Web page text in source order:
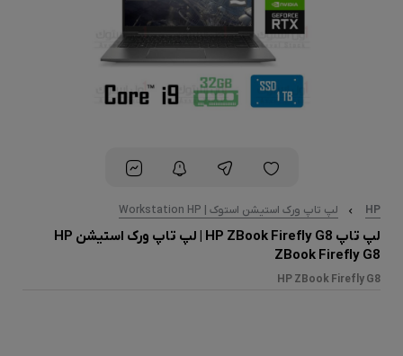
HP لپ تاپ ورک استیشن استوک | Workstation HP
لپ تاپ HP ZBook Firefly G8 | لپ تاپ ورک استیشن HP
ZBook Firefly G8
HP ZBook Firefly G8